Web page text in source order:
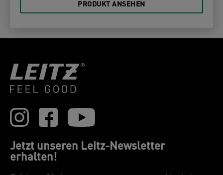
PRODUKT ANSEHEN
Jetzt unseren Leitz-Newsletter
erhalten!